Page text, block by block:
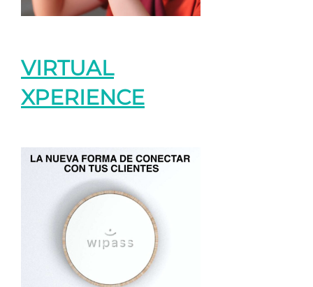
VIRTUAL
XPERIENCE